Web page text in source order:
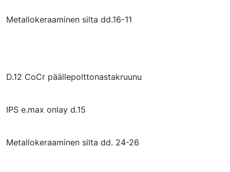
Metallokeraaminen silta dd.16-11
D.12 CoCr päällepolttonastakruunu
IPS e.max onlay d.15
Metallokeraaminen silta dd. 24-26